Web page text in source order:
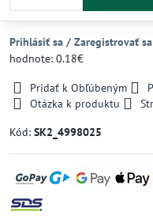
Prihlásiť sa / Zaregistrovať sa
hodnote: 0.18€
Pridať k Obľúbeným
Otázka k produktu
Kód: SK2_4998025